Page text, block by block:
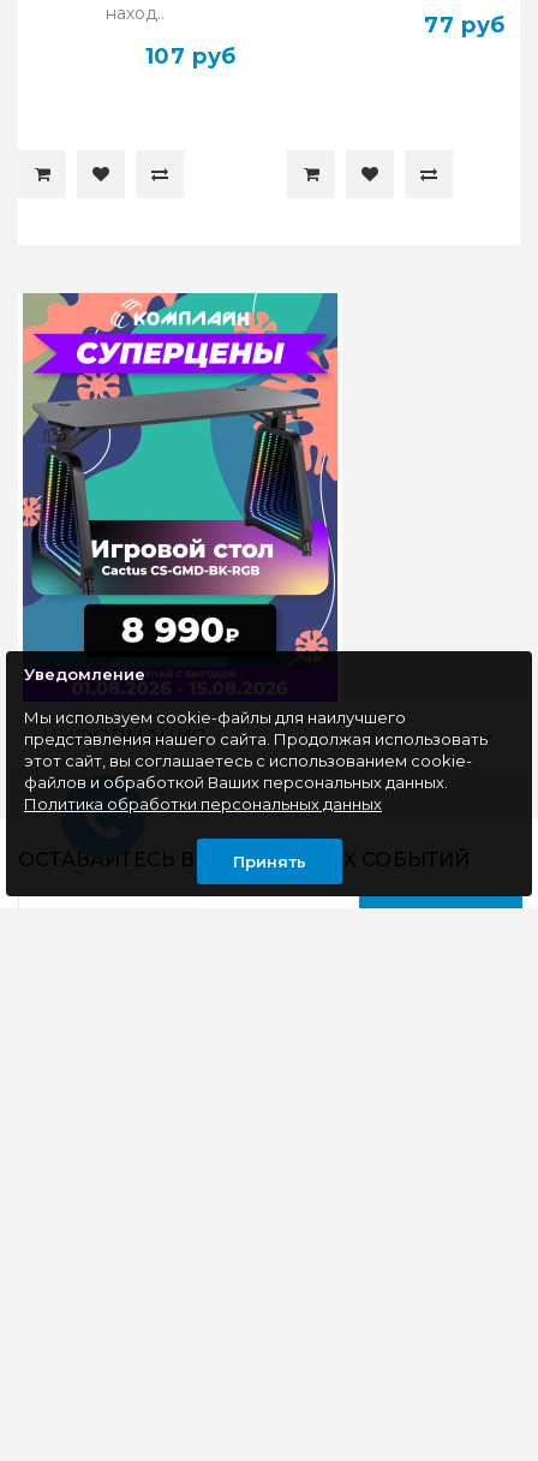
наход..
107 руб
77 руб
ИНФОРМАЦИЯ
ОСТАВАЙТЕСЬ В КУРСЕ НАШИХ СОБЫТИЙ
Уведомление
Мы используем cookie-файлы для наилучшего
представления нашего сайта. Продолжая использовать
этот сайт, вы соглашаетесь с использованием cookie-
файлов и обработкой Ваших персональных данных.
Политика обработки персональных данных
Принять